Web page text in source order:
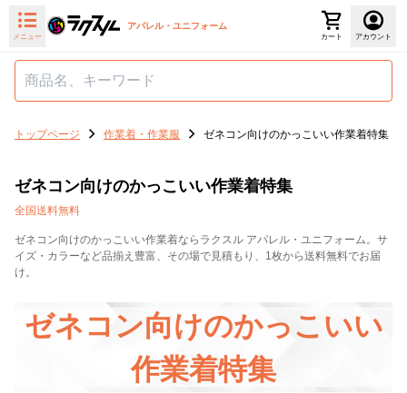
メニュー
アパレル・ユニフォーム
カート アカウント
トップページ 作業着・作業服 ゼネコン向けのかっこいい作業着特集
ゼネコン向けのかっこいい作業着特集
全国送料無料
ゼネコン向けのかっこいい作業着ならラクスル アパレル・ユニフォーム。サ
イズ・カラーなど品揃え豊富、その場で見積もり、1枚から送料無料でお届
け。
ゼネコン向けのかっこいい
作業着特集